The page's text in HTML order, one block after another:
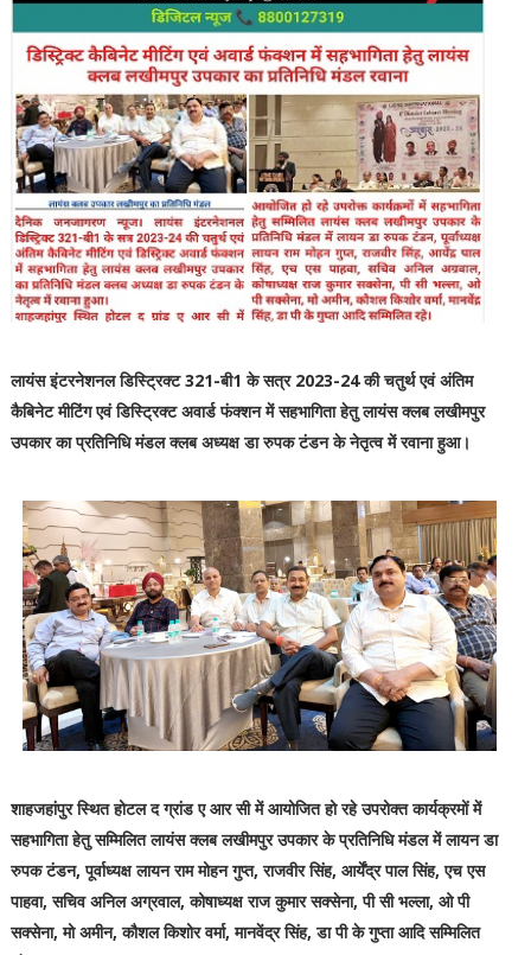
लायंस इंटरनेशनल डिस्ट्रिक्ट 321-बी1 के सत्र 2023-24 की चतुर्थ एवं अंतिम
कैबिनेट मीटिंग एवं डिस्ट्रिक्ट अवार्ड फंक्शन में सहभागिता हेतु लायंस क्लब लखीमपुर
उपकार का प्रतिनिधि मंडल क्लब अध्यक्ष डा रुपक टंडन के नेतृत्व में रवाना हुआ।
शाहजहांपुर स्थित होटल द ग्रांड ए आर सी में आयोजित हो रहे उपरोक्त कार्यक्रमों में
सहभागिता हेतु सम्मिलित लायंस क्लब लखीमपुर उपकार के प्रतिनिधि मंडल में लायन डा
रुपक टंडन, पूर्वाध्यक्ष लायन राम मोहन गुप्त, राजवीर सिंह, आर्येंद्र पाल सिंह, एच एस
पाहवा, सचिव अनिल अग्रवाल, कोषाध्यक्ष राज कुमार सक्सेना, पी सी भल्ला, ओ पी
सक्सेना, मो अमीन, कौशल किशोर वर्मा, मानवेंद्र सिंह, डा पी के गुप्ता आदि सम्मिलित